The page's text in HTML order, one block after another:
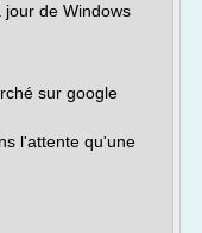
de Windows
sur google
l'attente qu'une